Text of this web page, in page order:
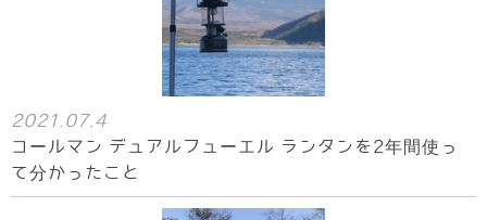
2021.07.4
コールマン デュアルフューエル ランタンを2年間使っ
て分かったこと